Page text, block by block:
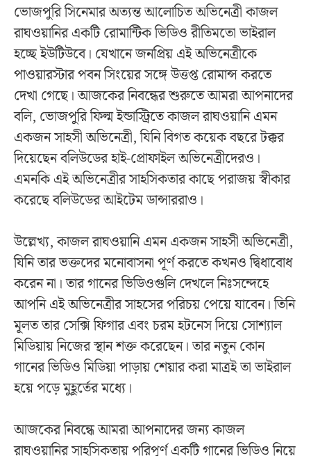
ভোজপুরি সিনেমার অত্যন্ত আলোচিত অভিনেত্রী কাজল
রাঘওয়ানির একটি রোমান্টিক ভিডিও রীতিমতো ভাইরাল
হচ্ছে ইউটিউবে। যেখানে জনপ্রিয় এই অভিনেত্রীকে
পাওয়ারস্টার পবন সিংয়ের সঙ্গে উত্তপ্ত রোমান্স করতে
দেখা গেছে। আজকের নিবন্ধের শুরুতে আমরা আপনাদের
বলি, ভোজপুরি ফিল্ম ইন্ডাস্ট্রিতে কাজল রাঘওয়ানি এমন
একজন সাহসী অভিনেত্রী, যিনি বিগত কয়েক বছরে টক্কর
দিয়েছেন বলিউডের হাই-প্রোফাইল অভিনেত্রীদেরও।
এমনকি এই অভিনেত্রীর সাহসিকতার কাছে পরাজয় স্বীকার
করেছে বলিউডের আইটেম ডান্সাররাও।
উল্লেখ্য, কাজল রাঘওয়ানি এমন একজন সাহসী অভিনেত্রী,
যিনি তার ভক্তদের মনোবাসনা পূর্ণ করতে কখনও দ্বিধাবোধ
করেন না। তার গানের ভিডিওগুলি দেখলে নিঃসন্দেহে
আপনি এই অভিনেত্রীর সাহসের পরিচয় পেয়ে যাবেন। তিনি
মূলত তার সেক্সি ফিগার এবং চরম হটনেস দিয়ে সোশ্যাল
মিডিয়ায় নিজের স্থান শক্ত করেছেন। তার নতুন কোন
গানের ভিডিও মিডিয়া পাড়ায় শেয়ার করা মাত্রই তা ভাইরাল
হয়ে পড়ে মুহূর্তের মধ্যে।
আজকের নিবন্ধে আমরা আপনাদের জন্য কাজল
রাঘওয়ানির সাহসিকতায় পরিপূর্ণ একটি গানের ভিডিও নিয়ে